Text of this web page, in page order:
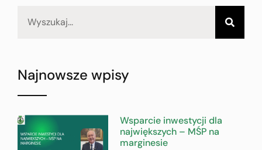
Najnowsze wpisy
Wsparcie inwestycji dla
największych – MŚP na
marginesie